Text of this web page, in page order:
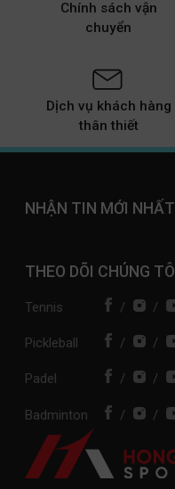
Chính sách vận
chuyển
Dịch vụ khách hàng
thân thiết
NHẬN TIN MỚI NHẤT
THEO DÕI CHÚNG TÔI
Tennis / /
Pickleball / /
Padel / /
Badminton / /